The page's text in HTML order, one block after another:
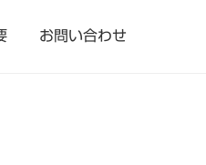
お問い合わせ